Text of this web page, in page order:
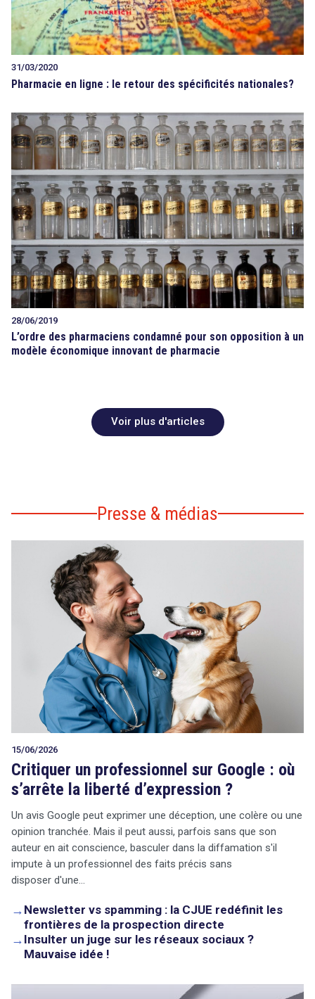
31/03/2020
Pharmacie en ligne : le retour des spécificités nationales?
28/06/2019
L’ordre des pharmaciens condamné pour son opposition à un
modèle économique innovant de pharmacie
Voir plus d'articles
Presse & médias
15/06/2026
Critiquer un professionnel sur Google : où
s’arrête la liberté d’expression ?
Un avis Google peut exprimer une déception, une colère ou une
opinion tranchée. Mais il peut aussi, parfois sans que son
auteur en ait conscience, basculer dans la diffamation s'il
impute à un professionnel des faits précis sans
disposer d'une…
→ Newsletter vs spamming : la CJUE redéfinit les
frontières de la prospection directe
→ Insulter un juge sur les réseaux sociaux ?
Mauvaise idée !